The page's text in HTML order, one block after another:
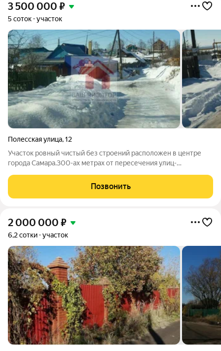
3 500 000 ₽
5 соток участок
Полесская улица,12
Участок ровный чистый без строений расположен в центре
города Самара.300-ах метрах от пересечения улиц-
свидетельству-501,6 кв.м.под ИЖС+на 300 кв.м сделана схема
на перераспределения для дальнейшего
Позвонить
2 000 000 ₽
6,2 сотки участок